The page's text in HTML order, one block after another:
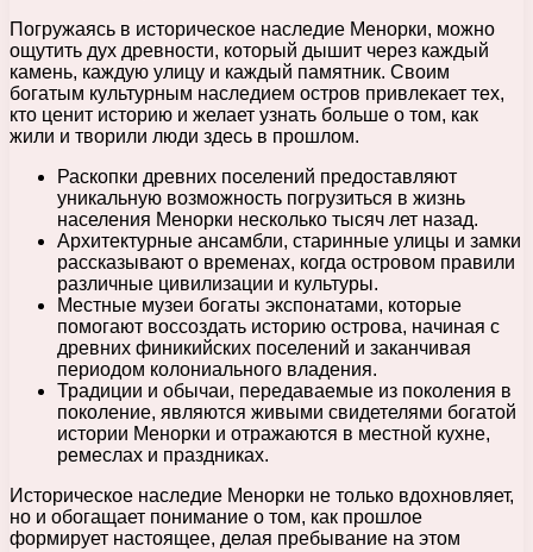
Погружаясь в историческое наследие Менорки, можно
ощутить дух древности, который дышит через каждый
камень, каждую улицу и каждый памятник. Своим
богатым культурным наследием остров привлекает тех,
кто ценит историю и желает узнать больше о том, как
жили и творили люди здесь в прошлом.
Раскопки древних поселений предоставляют
уникальную возможность погрузиться в жизнь
населения Менорки несколько тысяч лет назад.
Архитектурные ансамбли, старинные улицы и замки
рассказывают о временах, когда островом правили
различные цивилизации и культуры.
Местные музеи богаты экспонатами, которые
помогают воссоздать историю острова, начиная с
древних финикийских поселений и заканчивая
периодом колониального владения.
Традиции и обычаи, передаваемые из поколения в
поколение, являются живыми свидетелями богатой
истории Менорки и отражаются в местной кухне,
ремеслах и праздниках.
Историческое наследие Менорки не только вдохновляет,
но и обогащает понимание о том, как прошлое
формирует настоящее, делая пребывание на этом